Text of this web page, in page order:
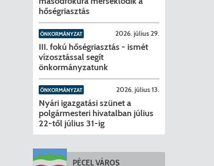
hőségriasztás
ÖNKORMÁNYZAT 2026. július 29.
III. fokú hőségriasztás - ismét
vízosztással segít
önkormányzatunk
ÖNKORMÁNYZAT 2026. július 13.
Nyári igazgatási szünet a
polgármesteri hivatalban július
22-től július 31-ig
PÉCEL VÁROS